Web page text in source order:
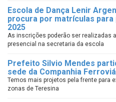
Escola de Dança Lenir
procura por matrículas
2025
As inscrições poderão ser realizadas
presencial na secretaria da escola
Prefeito Silvio Mendes
sede da Companhia
Temos mais projetos pela frente para
zonas de Teresina